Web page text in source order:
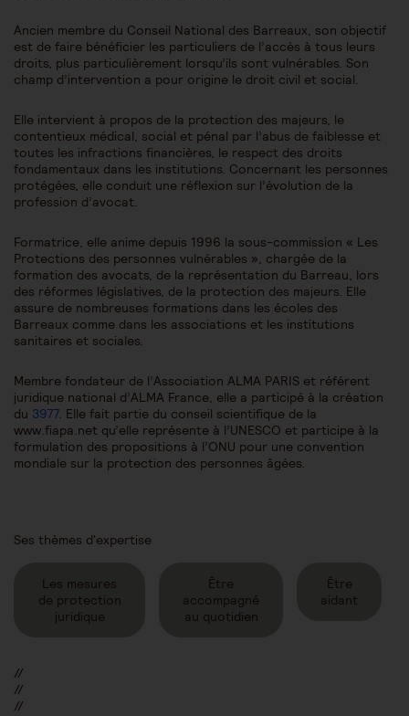
Ancien membre du Conseil National des Barreaux, son objectif
est de faire bénéficier les particuliers de l’accès à tous leurs
droits, plus particulièrement lorsqu’ils sont vulnérables. Son
champ d’intervention a pour origine le droit civil et social.
Elle intervient à propos de la protection des majeurs, le
contentieux médical, social et pénal par l’abus de faiblesse et
toutes les infractions financières, le respect des droits
fondamentaux dans les institutions. Concernant les personnes
protégées, elle conduit une réflexion sur l’évolution de la
profession d’avocat.
Formatrice, elle anime depuis 1996 la sous-commission « Les
Protections des personnes vulnérables », chargée de la
formation des avocats, de la représentation du Barreau, lors
des réformes législatives, de la protection des majeurs. Elle
assure de nombreuses formations dans les écoles des
Barreaux comme dans les associations et les institutions
sanitaires et sociales.
Membre fondateur de l’Association ALMA PARIS et référent
juridique national d’ALMA France, elle a participé à la création
du 3977. Elle fait partie du conseil scientifique de la
www.fiapa.net qu’elle représente à l’UNESCO et participe à la
formulation des propositions à l’ONU pour une convention
mondiale sur la protection des personnes âgées.
Ses thèmes d'expertise
Les mesures
de protection
juridique
Être
accompagné
au quotidien
Être
aidant
//
//
//